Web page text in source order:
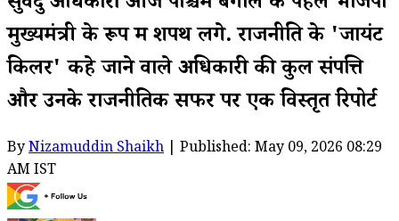
मुख्यमंत्री के रूप में शपथ लेंगे. राजनीति के 'जायंट
किलर' कहे जाने वाले अधिकारी की कुल संपत्ति
और उनके राजनीतिक सफर पर एक विस्तृत रिपोर्ट
ByNizamuddin Shaikh | Published: May 09, 2026 08:29
AM IST